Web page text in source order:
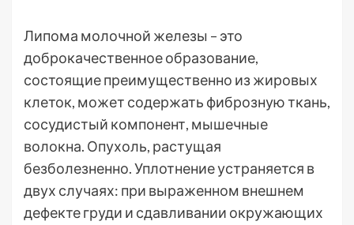
Липома молочной железы – это
доброкачественное образование,
состоящие преимущественно из жировых
клеток, может содержать фиброзную ткань,
сосудистый компонент, мышечные
волокна. Опухоль, растущая
безболезненно. Уплотнение устраняется в
двух случаях: при выраженном внешнем
дефекте груди и сдавливании окружающих